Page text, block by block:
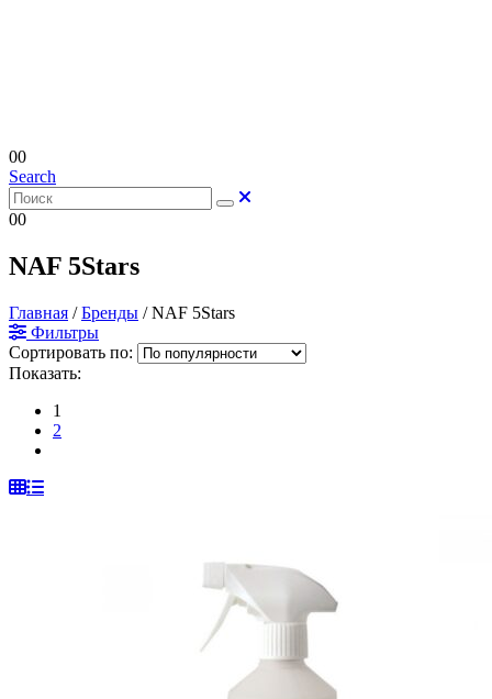
00
Search
00
NAF 5Stars
Главная /Бренды /NAF 5Stars
Фильтры
Сортировать по:
Показать:
1
2